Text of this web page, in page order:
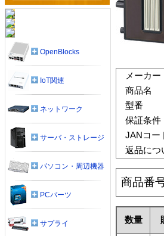
メーカー
商品名
型番
保証条件
JANコー
返品につ
商品番
数量
OpenBlocks
IoT関連
ネットワーク
サーバ・ストレージ
パソコン・周辺機器
PCパーツ
サプライ